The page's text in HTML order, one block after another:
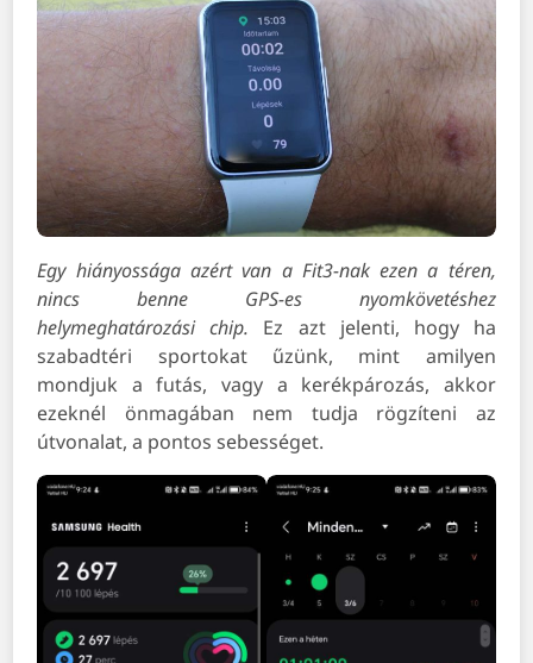
Egy hiányossága azért van a Fit3-nak ezen a téren,
nincs benne GPS-es nyomkövetéshez
helymeghatározási chip. Ez azt jelenti, hogy ha
szabadtéri sportokat űzünk, mint amilyen
mondjuk a futás, vagy a kerékpározás, akkor
ezeknél önmagában nem tudja rögzíteni az
útvonalat, a pontos sebességet.